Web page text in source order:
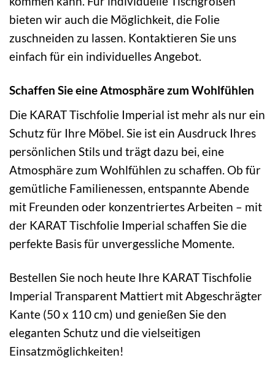
bieten wir auch die Möglichkeit, die Folie
zuschneiden zu lassen. Kontaktieren Sie uns
einfach für ein individuelles Angebot.
Schaffen Sie eine Atmosphäre zum Wohlfühlen
Die KARAT Tischfolie Imperial ist mehr als nur ein
Schutz für Ihre Möbel. Sie ist ein Ausdruck Ihres
persönlichen Stils und trägt dazu bei, eine
Atmosphäre zum Wohlfühlen zu schaffen. Ob für
gemütliche Familienessen, entspannte Abende
mit Freunden oder konzentriertes Arbeiten – mit
der KARAT Tischfolie Imperial schaffen Sie die
perfekte Basis für unvergessliche Momente.
Bestellen Sie noch heute Ihre KARAT Tischfolie
Imperial Transparent Mattiert mit Abgeschrägter
Kante (50 x 110 cm) und genießen Sie den
eleganten Schutz und die vielseitigen
Einsatzmöglichkeiten!